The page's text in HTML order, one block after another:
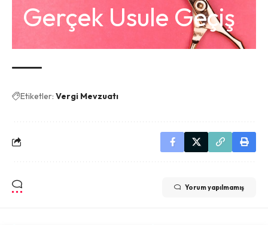
Gerçek Usule Geçiş
Etiketler: Vergi Mevzuatı
Yorum yapılmamış